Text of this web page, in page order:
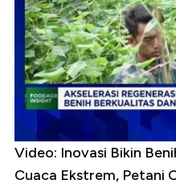
Video: Inovasi Bikin
Cuaca Ekstrem, Petani